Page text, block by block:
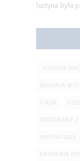
Justyna była
. KSIĄŻKA
BADANIA W
CIĄŻA
FOTOGRAFIE
INSPIRUJĄCE
KAMPANIA